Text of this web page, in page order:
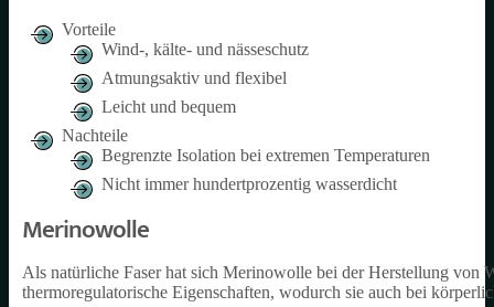
Vorteile
Wind-, kälte- und nässeschutz
Atmungsaktiv und flexibel
Leicht und bequem
Nachteile
Begrenzte Isolation bei extremen Temperaturen
Nicht immer hundertprozentig wasserdicht
Merinowolle
Als natürliche Faser hat sich Merinowolle bei der Herstellung von
thermoregulatorische Eigenschaften, wodurch sie auch bei